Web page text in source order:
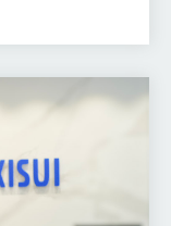
平氏にお話を伺